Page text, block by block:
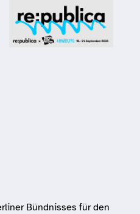
Bündnisses für den